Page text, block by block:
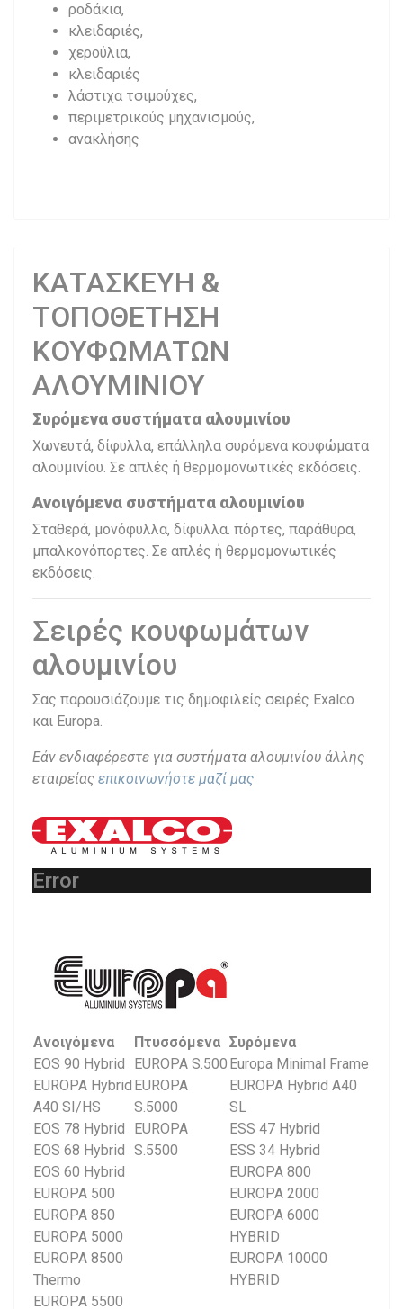
ροδάκια,
κλειδαριές,
χερούλια,
κλειδαριές
λάστιχα τσιμούχες,
περιμετρικούς μηχανισμούς,
ανακλήσης
ΚΑΤΑΣΚΕΥΗ &
ΤΟΠΟΘΕΤΗΣΗ
ΚΟΥΦΩΜΑΤΩΝ
ΑΛΟΥΜΙΝΙΟΥ
Συρόμενα συστήματα αλουμινίου
Χωνευτά, δίφυλλα, επάλληλα συρόμενα κουφώματα
αλουμινίου. Σε απλές ή θερμομονωτικές εκδόσεις.
Ανοιγόμενα συστήματα αλουμινίου
Σταθερά, μονόφυλλα, δίφυλλα. πόρτες, παράθυρα,
μπαλκονόπορτες. Σε απλές ή θερμομονωτικές
εκδόσεις.
Σειρές κουφωμάτων
αλουμινίου
Σας παρουσιάζουμε τις δημοφιλείς σειρές Exalco
και Europa.
Εάν ενδιαφέρεστε για συστήματα αλουμινίου άλλης
εταιρείας επικοινωνήστε μαζί μας
Error
Ανοιγόμενα
EOS 90 Hybrid
EUROPA Hybrid
A40 SI/HS
EOS 78 Hybrid
EOS 68 Hybrid
EOS 60 Hybrid
EUROPA 500
EUROPA 850
EUROPA 5000
EUROPA 8500
Thermo
EUROPA 5500
Πτυσσόμενα
EUROPA S.500
EUROPA
S.5000
EUROPA
S.5500
Συρόμενα
Europa Minimal Frame
EUROPA Hybrid A40
SL
ESS 47 Hybrid
ESS 34 Hybrid
EUROPA 800
EUROPA 2000
EUROPA 6000
HYBRID
EUROPA 10000
HYBRID